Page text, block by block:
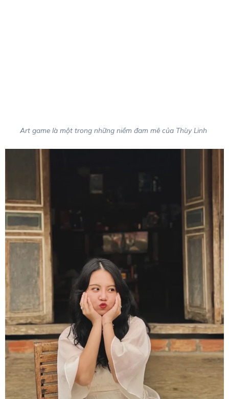
Art game là một trong những niềm đam mê của Thùy Linh